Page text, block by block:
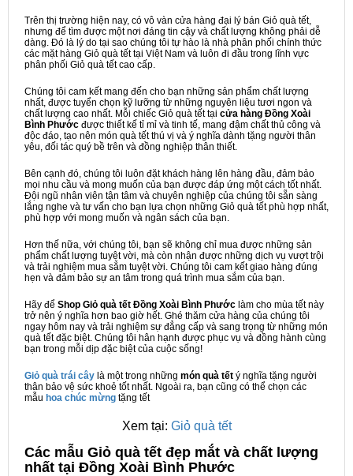
Trên thị trường hiện nay, có vô vàn cửa hàng đại lý bán Giỏ quà tết,
nhưng để tìm được một nơi đáng tin cậy và chất lượng không phải dễ
dàng. Đó là lý do tại sao chúng tôi tự hào là nhà phân phối chính thức
các mặt hàng Giỏ quà tết tại Việt Nam và luôn đi đầu trong lĩnh vực
phân phối Giỏ quà tết cao cấp.
Chúng tôi cam kết mang đến cho bạn những sản phẩm chất lượng
nhất, được tuyển chọn kỹ lưỡng từ những nguyên liệu tươi ngon và
chất lượng cao nhất. Mỗi chiếc Giỏ quà tết tại cửa hàng Đồng Xoài
Bình Phước được thiết kế tỉ mỉ và tinh tế, mang đậm chất thủ công và
độc đáo, tạo nên món quà tết thú vị và ý nghĩa dành tặng người thân
yêu, đối tác quý bề trên và đồng nghiệp thân thiết.
Bên cạnh đó, chúng tôi luôn đặt khách hàng lên hàng đầu, đảm bảo
mọi nhu cầu và mong muốn của bạn được đáp ứng một cách tốt nhất.
Đội ngũ nhân viên tận tâm và chuyên nghiệp của chúng tôi sẵn sàng
lắng nghe và tư vấn cho bạn lựa chọn những Giỏ quà tết phù hợp nhất,
phù hợp với mong muốn và ngân sách của bạn.
Hơn thế nữa, với chúng tôi, bạn sẽ không chỉ mua được những sản
phẩm chất lượng tuyệt vời, mà còn nhận được những dịch vụ vượt trội
và trải nghiệm mua sắm tuyệt vời. Chúng tôi cam kết giao hàng đúng
hẹn và đảm bảo sự an tâm trong quá trình mua sắm của bạn.
Hãy để Shop Giỏ quà tết Đồng Xoài Bình Phước làm cho mùa tết này
trở nên ý nghĩa hơn bao giờ hết. Ghé thăm cửa hàng của chúng tôi
ngay hôm nay và trải nghiệm sự đẳng cấp và sang trọng từ những món
quà tết đặc biệt. Chúng tôi hân hạnh được phục vụ và đồng hành cùng
bạn trong mỗi dịp đặc biệt của cuộc sống!
Giỏ quà trái cây là một trong những món quà tết ý nghĩa tặng người
thân bảo vệ sức khoẻ tốt nhất. Ngoài ra, bạn cũng có thể chọn các
mẫu hoa chúc mừng tặng tết
Xem tại: Giỏ quà tết
Các mẫu Giỏ quà tết đẹp mắt và chất lượng
nhất tại Đồng Xoài Bình Phước